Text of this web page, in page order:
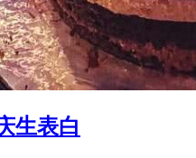
生表白